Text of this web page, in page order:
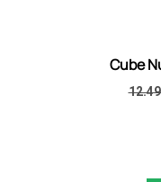
Cube